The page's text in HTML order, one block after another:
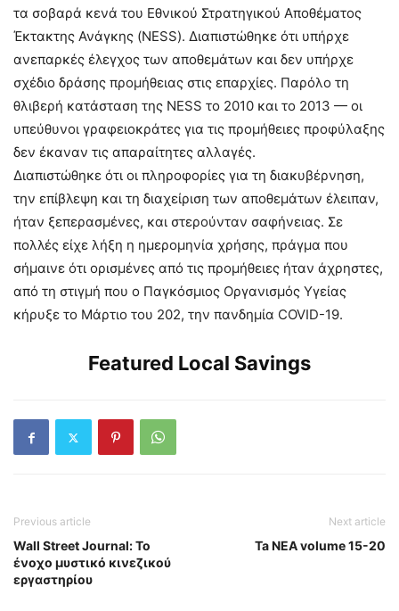
τα σοβαρά κενά του Εθνικού Στρατηγικού Αποθέματος
Έκτακτης Ανάγκης (NESS). Διαπιστώθηκε ότι υπήρχε
ανεπαρκές έλεγχος των αποθεμάτων και δεν υπήρχε
σχέδιο δράσης προμήθειας στις επαρχίες. Παρόλο τη
θλιβερή κατάσταση της NESS το 2010 και το 2013 — οι
υπεύθυνοι γραφειοκράτες για τις προμήθειες προφύλαξης
δεν έκαναν τις απαραίτητες αλλαγές.
Διαπιστώθηκε ότι οι πληροφορίες για τη διακυβέρνηση,
την επίβλεψη και τη διαχείριση των αποθεμάτων έλειπαν,
ήταν ξεπερασμένες, και στερούνταν σαφήνειας. Σε
πολλές είχε λήξη η ημερομηνία χρήσης, πράγμα που
σήμαινε ότι ορισμένες από τις προμήθειες ήταν άχρηστες,
από τη στιγμή που ο Παγκόσμιος Οργανισμός Υγείας
κήρυξε το Μάρτιο του 202, την πανδημία COVID-19.
Featured Local Savings
Previous article
Wall Street Journal: Το
ένοχο μυστικό κινεζικού
εργαστηρίου
Next article
Ta NEA volume 15-20